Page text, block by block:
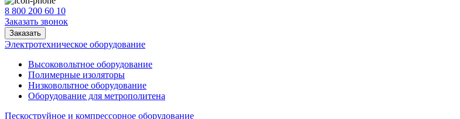
8 800 200 60 10
Заказать звонок
Заказать
Электротехническое оборудование
Высоковольтное оборудование
Полимерные изоляторы
Низковольтное оборудование
Оборудование для метрополитена
Пескоструйное и компрессорное оборудование